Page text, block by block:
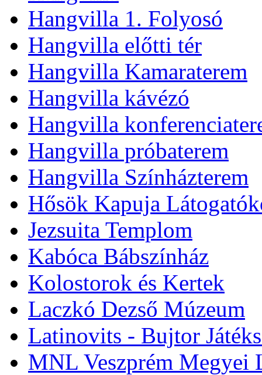
Hangvilla 1. Folyosó
Hangvilla előtti tér
Hangvilla Kamaraterem
Hangvilla kávézó
Hangvilla
Hangvilla próbaterem
Hangvilla Színházterem
Hősök Kapuja
Jezsuita Templom
Kabóca Bábszínház
Kolostorok és Kertek
Laczkó Dezső Múzeum
Latinovits - Bujtor
MNL Veszprém Megyei